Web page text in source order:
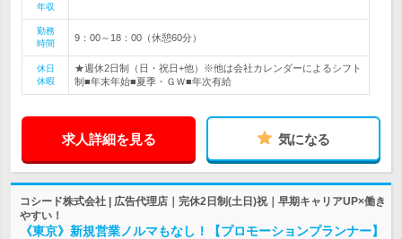
年収
勤務
時間
9：00～18：00（休憩60分）
休日
休暇
★週休2日制（日・祝日+他）※他は会社カレンダーによるシフト
制■年末年始■夏季・ＧＷ■年次有給
求人詳細を見る 気になる
コシード株式会社 | 広告代理店｜完休2日制(土日)祝｜早期キャリアUP×働き
やすい！
《東京》新規営業ノルマもなし！【プロモーションプランナー】